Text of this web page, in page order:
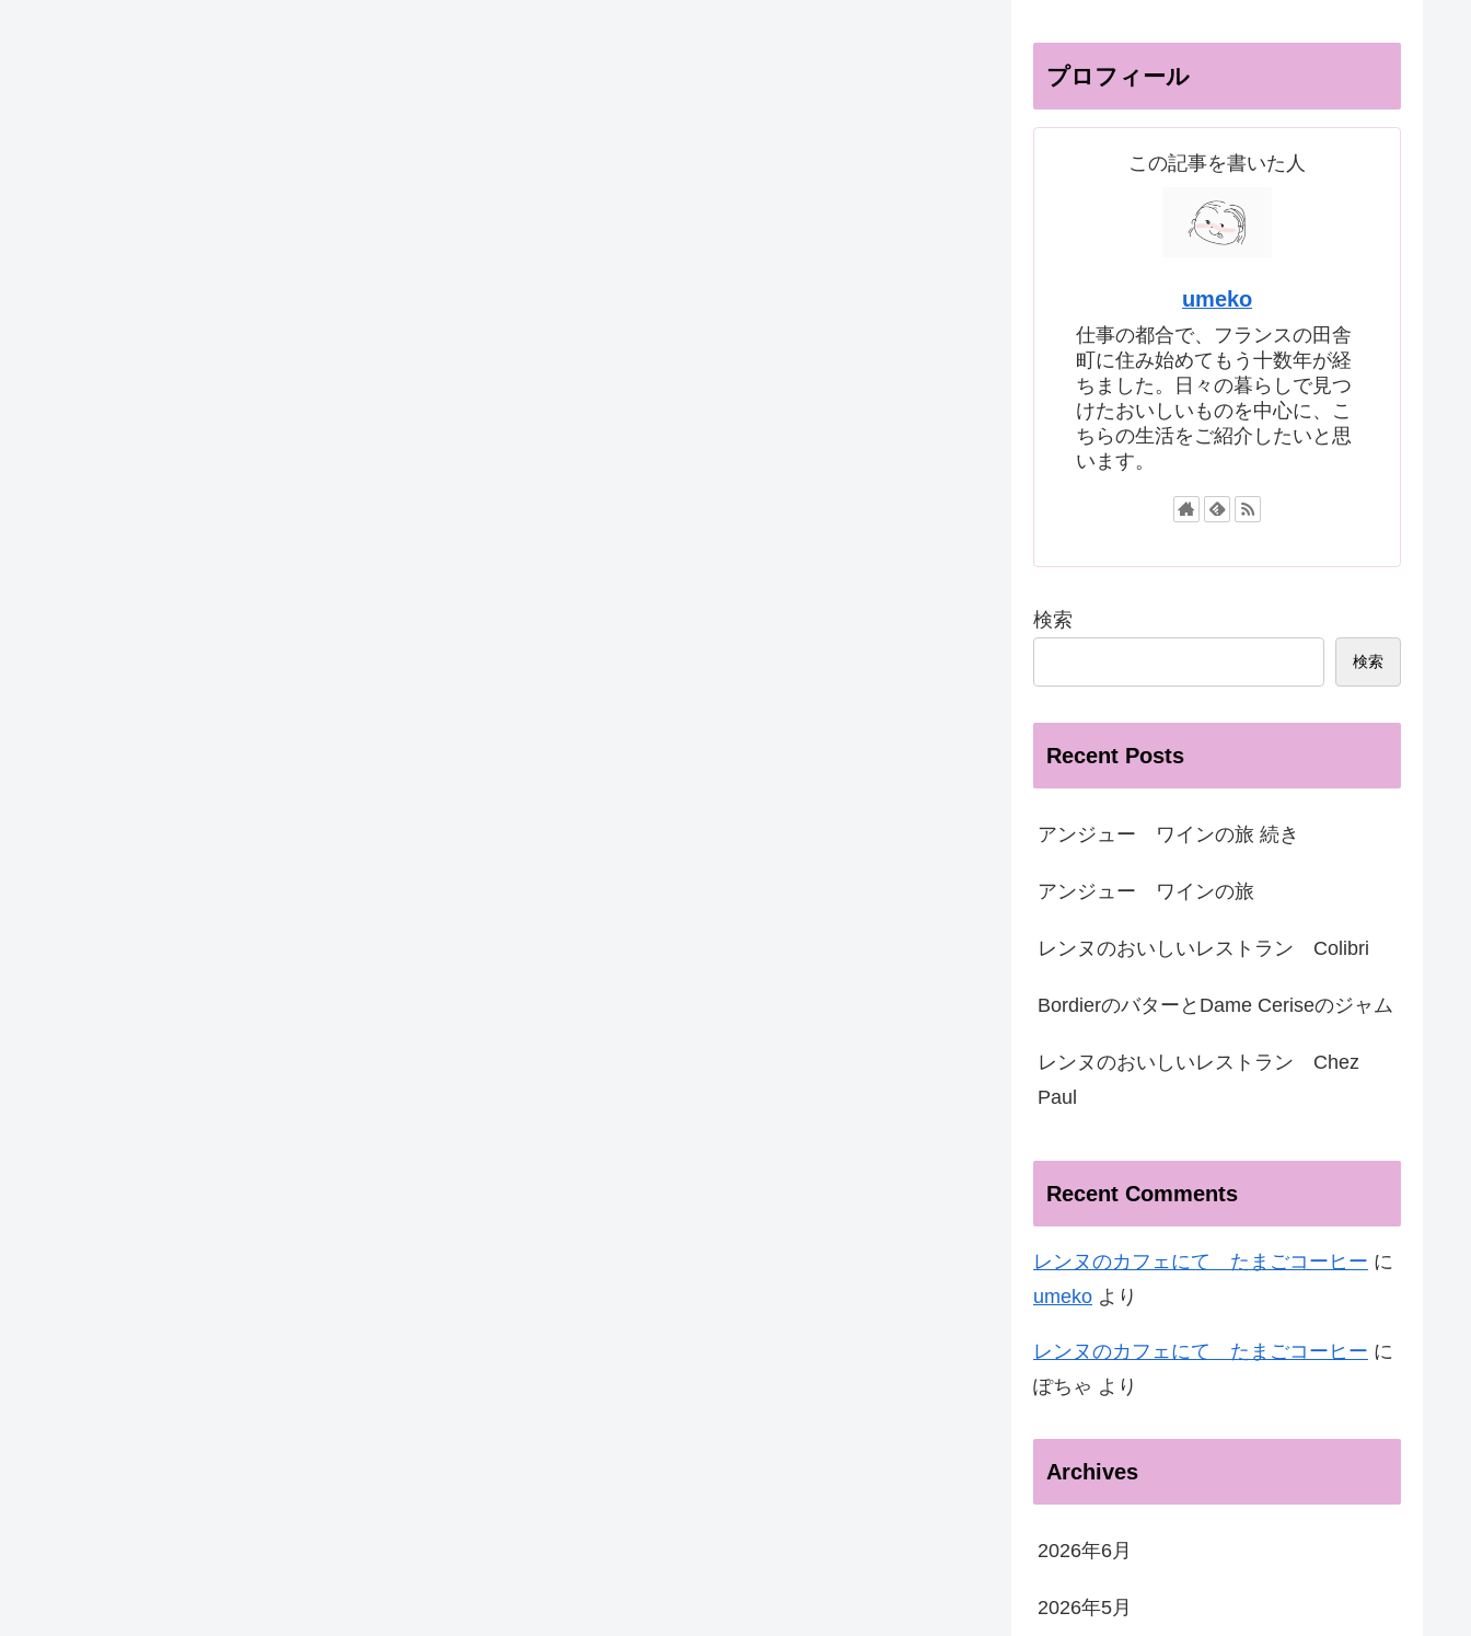
プロフィール
この記事を書いた人
umeko
仕事の都合で、フランスの田舎
町に住み始めてもう十数年が経
ちました。日々の暮らしで見つ
けたおいしいものを中心に、こ
ちらの生活をご紹介したいと思
います。
検索
検索
Recent Posts
アンジュー ワインの旅 続き
アンジュー ワインの旅
レンヌのおいしいレストラン Colibri
BordierのバターとDame Ceriseのジャム
レンヌのおいしいレストラン Chez
Paul
Recent Comments
レンヌのカフェにて たまごコーヒー に
umeko より
レンヌのカフェにて たまごコーヒー に
ぽちゃ より
Archives
2026年6月
2026年5月